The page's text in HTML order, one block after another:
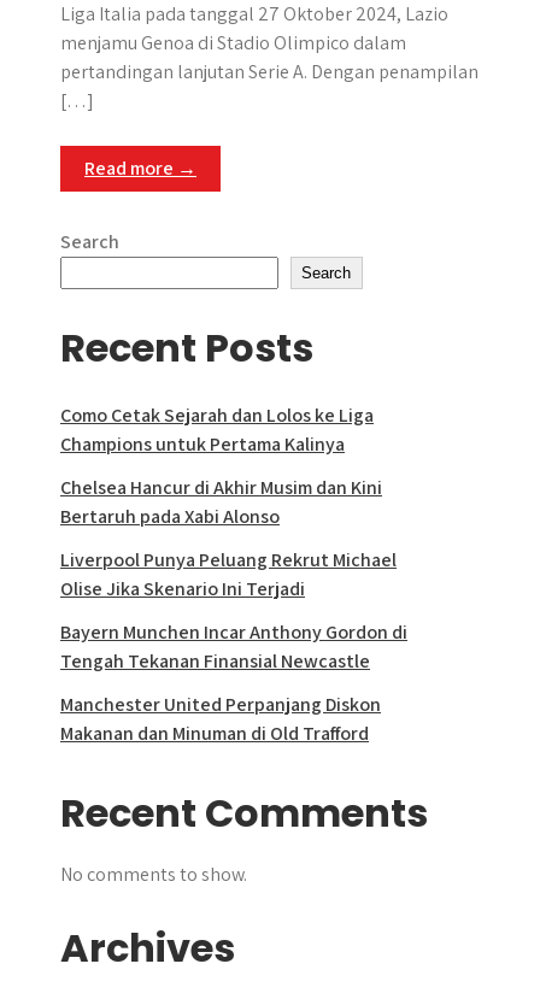
Liga Italia pada tanggal 27 Oktober 2024, Lazio
menjamu Genoa di Stadio Olimpico dalam
pertandingan lanjutan Serie A. Dengan penampilan
[…]
Read more →
Search
Search
Recent Posts
Como Cetak Sejarah dan Lolos ke Liga
Champions untuk Pertama Kalinya
Chelsea Hancur di Akhir Musim dan Kini
Bertaruh pada Xabi Alonso
Liverpool Punya Peluang Rekrut Michael
Olise Jika Skenario Ini Terjadi
Bayern Munchen Incar Anthony Gordon di
Tengah Tekanan Finansial Newcastle
Manchester United Perpanjang Diskon
Makanan dan Minuman di Old Trafford
Recent Comments
No comments to show.
Archives